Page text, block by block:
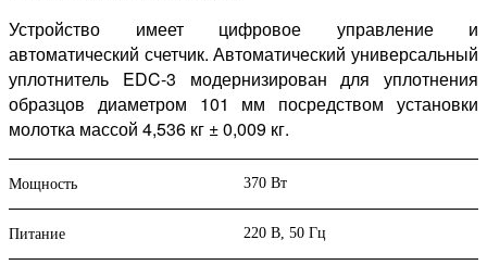
Устройство имеет цифровое управление и
автоматический счетчик. Автоматический универсальный
уплотнитель EDC-3 модернизировандля уплотнения
образцов диаметром 101 мм посредством установки
молотка массой 4,536 кг ± 0,009 кг.
Мощность 370 Вт
Питание 220 В, 50 Гц